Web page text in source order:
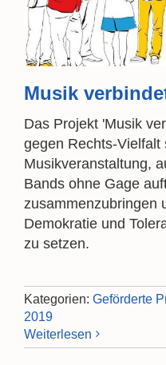
Musik
Das Projekt 'Musik
gegen Rechts-Vielfalt
Musikveranstaltung,
Bands ohne Gage
zusammenzubringen
Demokratie und
zu setzen.
Kategorien: Geförderte
2019
Weiterlesen